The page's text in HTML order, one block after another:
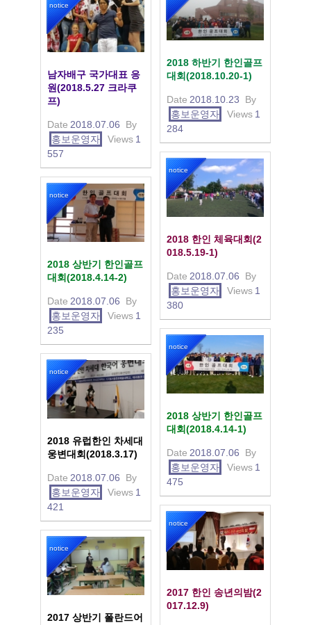
2018 하반기 한인골프
대회(2018.10.20-1)
Date 2018.10.23
By
홍보운영자
Views 1
284
notice
남자배구 국가대표 응
원(2018.5.27 크라쿠
프)
Date 2018.07.06
By
홍보운영자
Views 1
557
notice
2018 한인 체육대회(2
018.5.19-1)
Date 2018.07.06
By
홍보운영자
Views 1
380
notice
2018 상반기 한인골프
대회(2018.4.14-2)
Date 2018.07.06
By
홍보운영자
Views 1
235
notice
2018 상반기 한인골프
대회(2018.4.14-1)
Date 2018.07.06
By
홍보운영자
Views 1
475
notice
2018 유럽한인 차세대
웅변대회(2018.3.17)
Date 2018.07.06
By
홍보운영자
Views 1
421
notice
2017 한인 송년의밤(2
017.12.9)
notice
2017 상반기 폴란드어